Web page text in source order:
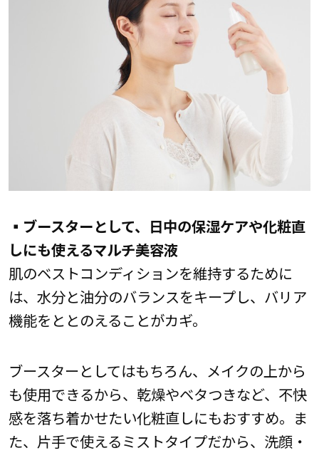
▪ブースターとして、日中の保湿ケアや化粧直
しにも使えるマルチ美容液
肌のベストコンディションを維持するために
は、水分と油分のバランスをキープし、バリア
機能をととのえることがカギ。
ブースターとしてはもちろん、メイクの上から
も使用できるから、乾燥やベタつきなど、不快
感を落ち着かせたい化粧直しにもおすすめ。ま
た、片手で使えるミストタイプだから、洗顔・